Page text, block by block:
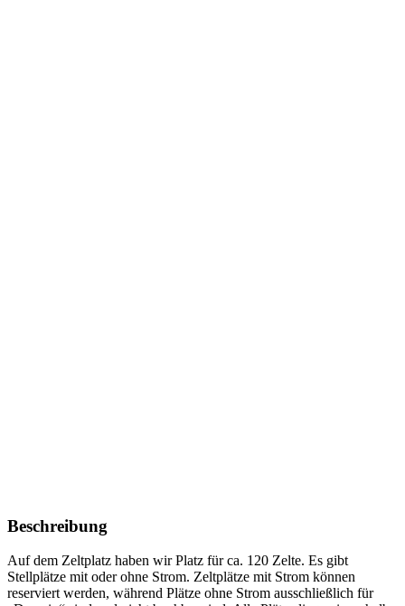
Beschreibung
Auf dem Zeltplatz haben wir Platz für ca. 120 Zelte. Es gibt
Stellplätze mit oder ohne Strom. Zeltplätze mit Strom können
reserviert werden, während Plätze ohne Strom ausschließlich für